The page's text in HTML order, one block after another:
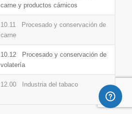
carne y productos cárnicos
10.11 Procesado y conservación de
carne
10.12 Procesado y conservación de
volatería
12.00 Industria del tabaco